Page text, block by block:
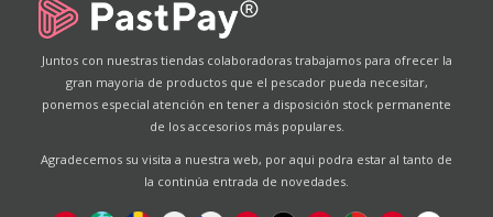
Juntos con nuestras tiendas colaboradoras trabajamos para ofrecer la
gran mayoria de productos que el pescador pueda necesitar,
ponemos especial atención en tener a disposición stock permanente
de los accesorios más populares.
Agradecemos su visita a nuestra web, por aqui podra estar al tanto de
la continúa entrada de novedades.